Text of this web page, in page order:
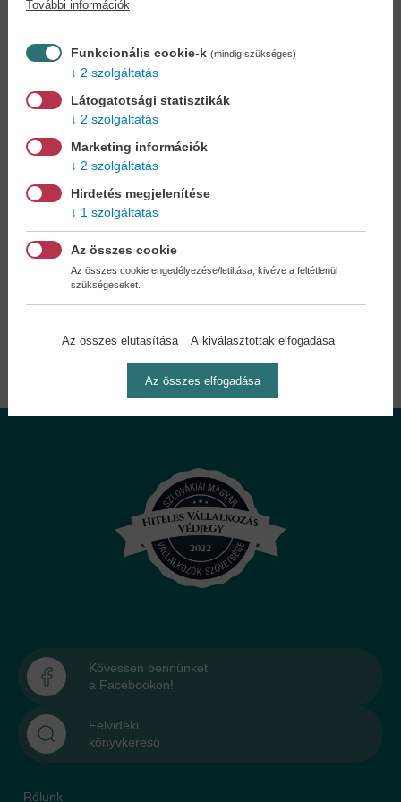
könyve beszerzését!Könyvkereső-szolgálat
Otthonában, kényelmesen
könyvet - tumultus nélkül!
Kedvezmények, nyereményjátékok,
Ön is!
A legelőnyösebb postaköltséggel
Önnek semmiféle kötelezettsége a Családi
Kövessen bennünket
a Facebookon!
Felvidéki
könyvkereső
Rólunk
További információk
Funkcionális cookie-k (mindig szükséges)
2 szolgáltatás
Látogatotsági statisztikák
2 szolgáltatás
Marketing információk
2 szolgáltatás
Hirdetés megjelenítése
1 szolgáltatás
Az összes cookie
Az összes cookie engedélyezése/letiltása, kivéve a feltétlenül
szükségeseket.
Az összes elutasítása A kiválasztottak elfogadása
Az összes elfogadása